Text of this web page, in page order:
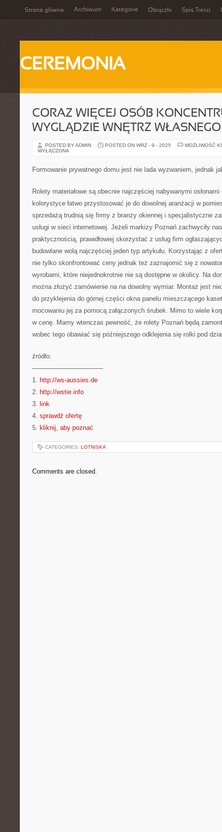
Strona główna Archiwum Kategorie Obrączki Spis Treści
CEREMONIA
CORAZ WIĘCEJ OSÓB
WYGLĄDZIE WNĘTRZ
POSTED BY ADMIN POSTED ON WRZ - 9 - 2025
MOŻLIWOŚĆ
WYŁĄCZONA
Formowanie prywatnego domu jest nie lada wyzwaniem, jednak
Rolety materiałowe są obecnie najczęściej nabywanymi
kolorystyce łatwo przystosować je do dowolnej aranżacji w
sprzedażą trudnią się firmy z branży okiennej i specjalistyczne
usługi w sieci internetowej. Jeżeli markizy Poznań zachwyciły
praktycznością, prawidłowiej skorzystać z usług firm
budowlane wolą najczęściej jeden typ artykułu. Korzystając z
nie tylko skonfrontować ceny jednak też zaznajomić się z
wyrobami, które niejednokrotnie nie są dostępne w okolicy. Na
można złożyć zamówienie na na dowolny wymiar. Montaż jest
do przyklejenia do górnej części okna panelu mieszczącego
mocowaniu jej za pomocą załączonych śrubek. Mimo to wiele
w cenę. Mamy wtenczas pewność, że rolety Poznań będą
wobec tego obawiać się późniejszego odklejenia się rolki pod
źródło:
———————————
1. http://ws-aussies.de
2. http://wstie.info
3. link
4. sprawdź ofertę
5. kliknij, aby poznać
CATEGORIES: LOTNISKA
Comments are closed.